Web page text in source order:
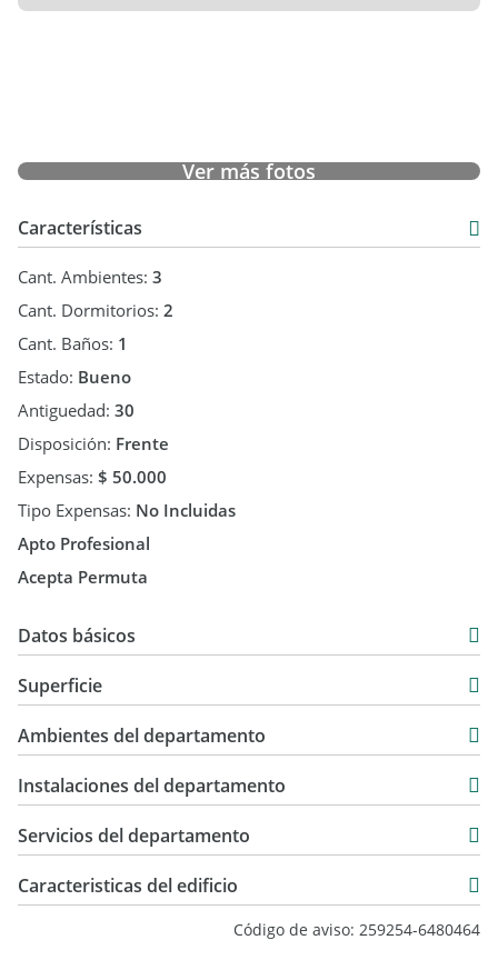
Ver más fotos
Características
Cant. Ambientes: 3
Cant. Dormitorios: 2
Cant. Baños: 1
Estado: Bueno
Antiguedad: 30
Disposición: Frente
Expensas: $ 50.000
Tipo Expensas: No Incluidas
Apto Profesional
Acepta Permuta
Datos básicos
Venta
USD 130.000
Superficie
55 m2
Ambientes del departamento
Instalaciones del departamento
Servicios del departamento
Caracteristicas del edificio
Código de aviso: 259254-6480464